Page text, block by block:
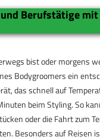
Berufstätige
bist oder morgens
Bodygroomers ein
das schnell auf
beim Styling. So
oder die Fahrt zum
Besonders auf Reisen